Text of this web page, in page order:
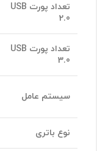
تعداد پورت USB
2.0
تعداد پورت USB
3.0
سیستم عامل
نوع باتری